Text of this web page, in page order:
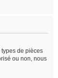
de pièces
ou non, nous